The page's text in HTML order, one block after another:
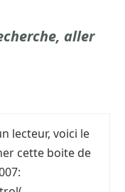
aller
lecteur, voici le
cette boite de